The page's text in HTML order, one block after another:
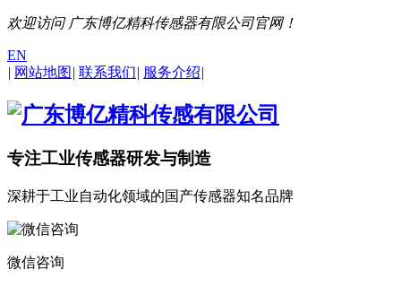
欢迎访问 广东博亿精科传感器有限公司官网！
EN
| 网站地图 | 联系我们| 服务介绍|
专注工业传感器研发与制造
深耕于工业自动化领域的国产传感器知名品牌
微信咨询